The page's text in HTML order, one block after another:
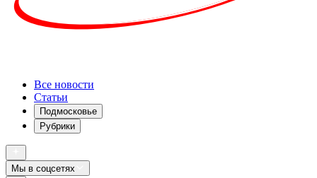
Все новости
Статьи
Подмосковье
Рубрики
Мы в соцсетях